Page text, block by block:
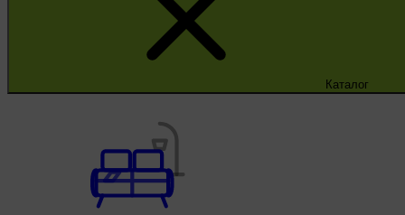
Каталог